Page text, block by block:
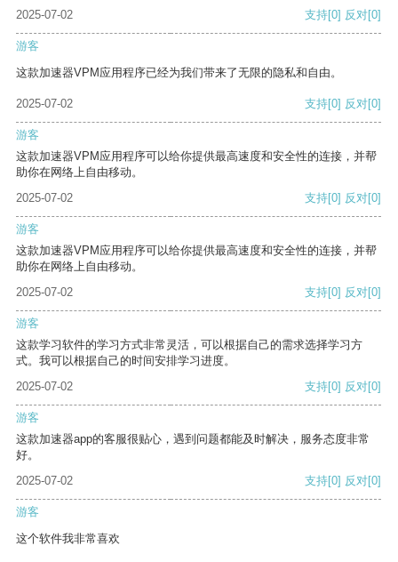
2025-07-02 支持[0] 反对[0]
游客
这款加速器VPM应用程序已经为我们带来了无限的隐私和自由。
2025-07-02 支持[0] 反对[0]
游客
这款加速器VPM应用程序可以给你提供最高速度和安全性的连接，并帮
助你在网络上自由移动。
2025-07-02
支持[0] 反对[0]
游客
这款加速器VPM应用程序可以给你提供最高速度和安全性的连接，并帮
助你在网络上自由移动。
2025-07-02
支持[0] 反对[0]
游客
这款学习软件的学习方式非常灵活，可以根据自己的需求选择学习方
式。我可以根据自己的时间安排学习进度。
2025-07-02
支持[0] 反对[0]
游客
这款加速器app的客服很贴心，遇到问题都能及时解决，服务态度非常
好。
2025-07-02
支持[0] 反对[0]
游客
这个软件我非常喜欢